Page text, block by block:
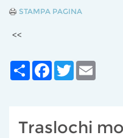
STAMPA PAGINA
<<
Share FacebookTwitter
Traslochi